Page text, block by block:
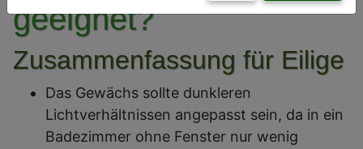
geeignet?
Zusammenfassung für Eilige
Das Gewächs sollte dunkleren
Lichtverhältnissen angepasst sein, da in ein
Badezimmer ohne Fenster nur wenig